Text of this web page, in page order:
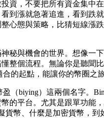
資，不要把所有資金集
到漲就急著追進，看到
心態與策略，比猜短線
秘與機會的世界。想像
整個流程。無論你是聽
的起點，能讓你的幣圈之旅
（biying）這兩個名字。
的平台。尤其是跟單功
貨幣、什麼是加密貨幣，